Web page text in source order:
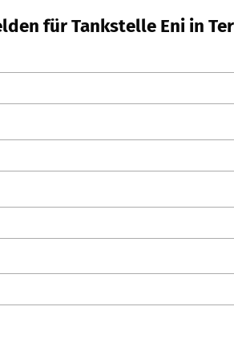
für Tankstelle Eni in